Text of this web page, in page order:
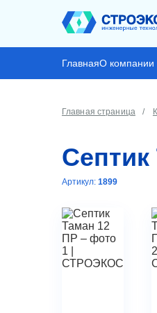
ГлавнаяО компании
Главная страница
Артикул: 1899